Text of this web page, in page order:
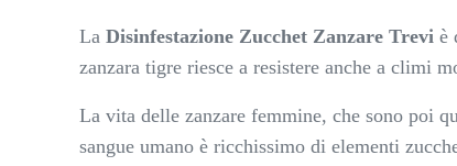
La Disinfestazione Zucchet Zanzare Trevi è
zanzara tigre riesce a resistere anche a climi
La vita delle zanzare femmine, che sono poi
sangue umano è ricchissimo di elementi